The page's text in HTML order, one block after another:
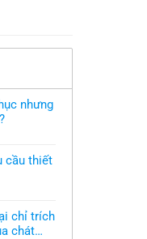
nhưng
cầu thiết
chỉ trích
chát